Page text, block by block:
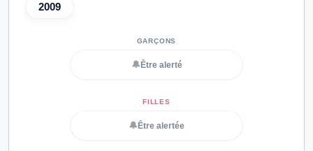
2009
🔔 Être alerté
🔔 Être alertée